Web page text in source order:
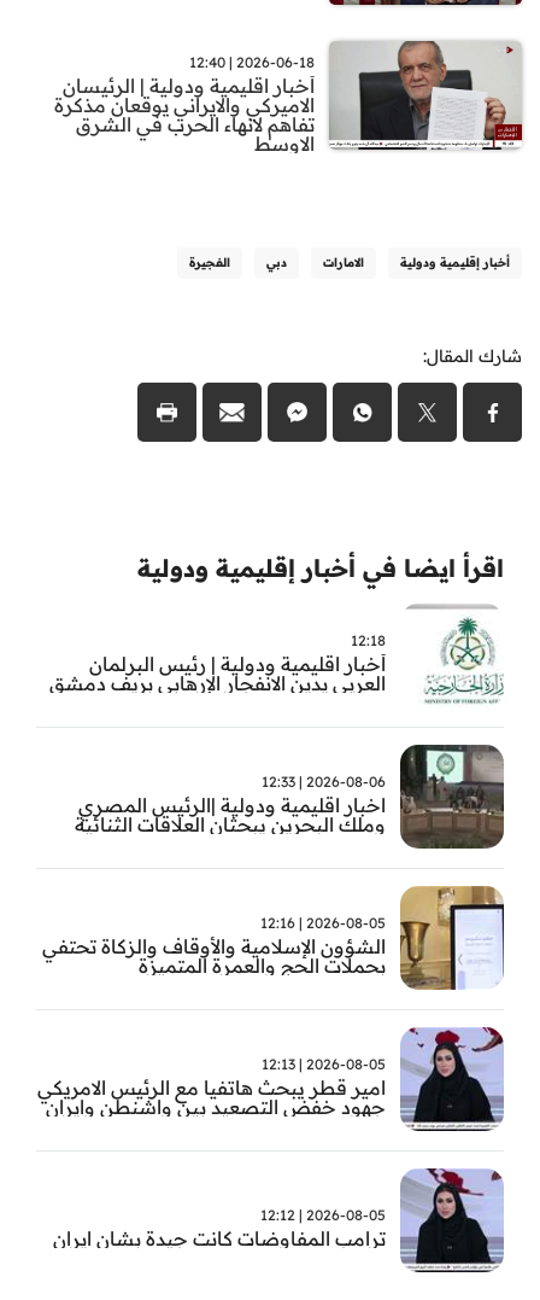
2026-06-18 | 12:40
أخبار اقليمية ودولية | الرئيسان
الاميركي والايراني يوقعان مذكرة
تفاهم لانهاء الحرب في الشرق
الاوسط
أخبار إقليمية ودولية الامارات دبي الفجيرة
شارك المقال:
اقرأ ايضا في أخبار إقليمية ودولية
12:18
أخبار اقليمية ودولية | رئيس البرلمان
العربي يدين الانفجار الإرهابي بريف دمشق
2026-08-06 | 12:33
اخبار اقليمية ودولية |الرئيس المصري
وملك البحرين يبحثان العلاقات الثنائية
2026-08-05 | 12:16
الشؤون الإسلامية والأوقاف والزكاة تحتفي
بحملات الحج والعمرة المتميزة
2026-08-05 | 12:13
امير قطر يبحث هاتفيا مع الرئيس الامريكي
جهود خفض التصعيد بين واشنطن وايران
2026-08-05 | 12:12
ترامب المفاوضات كانت جيدة بشان ايران